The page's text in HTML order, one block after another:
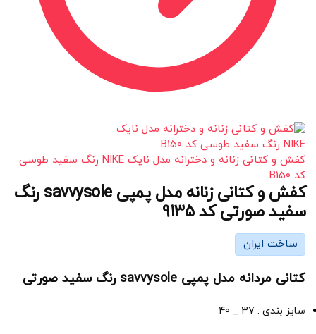
کفش و کتانی زنانه و دخترانه مدل نایک NIKE رنگ سفید طوسی
کد B150
کفش و کتانی زنانه مدل پمپی savvysole رنگ
سفید صورتی کد 9135
ساخت ایران
کتانی مردانه مدل پمپی savvysole رنگ سفید صورتی
سایز بندی : 37 _ 40